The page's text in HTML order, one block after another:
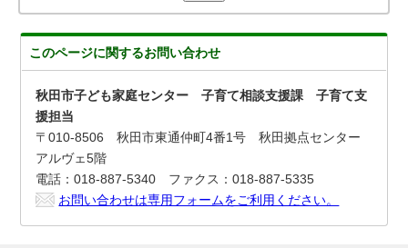
このページに関するお問い合わせ
秋田市子ども家庭センター 子育て相談支援課 子育て支
援担当
〒010-8506 秋田市東通仲町4番1号 秋田拠点センター
アルヴェ5階
電話：018-887-5340 ファクス：018-887-5335
お問い合わせは専用フォームをご利用ください。